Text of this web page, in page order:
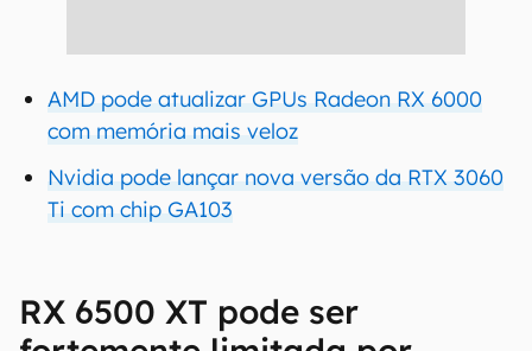
AMD pode atualizar GPUs Radeon RX 6000
com memória mais veloz
Nvidia pode lançar nova versão da RTX 3060
Ti com chip GA103
RX 6500 XT pode ser